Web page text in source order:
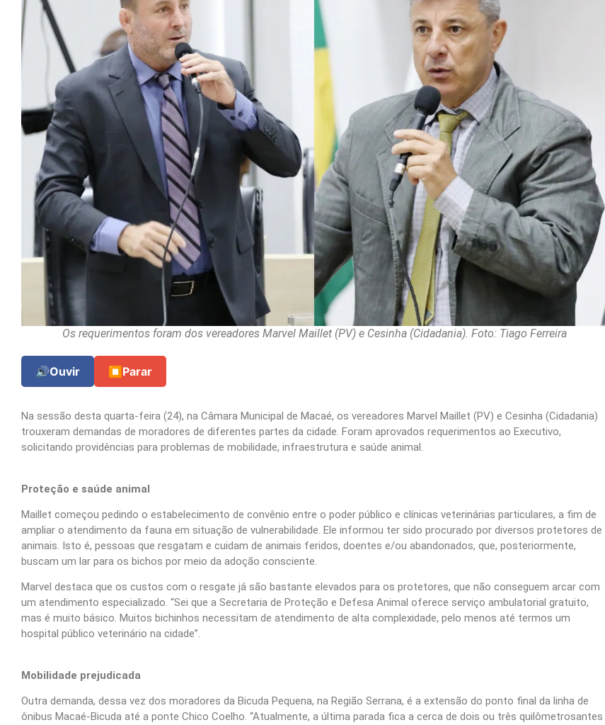
Os requerimentos foram dos vereadores Marvel Maillet (PV) e Cesinha (Cidadania). Foto: Tiago Ferreira
🔊Ouvir ⏹ Parar
Na sessão desta quarta-feira (24), na Câmara Municipal de Macaé, os vereadores Marvel Maillet (PV) e Cesinha (Cidadania)
trouxeram demandas de moradores de diferentes partes da cidade. Foram aprovados requerimentos ao Executivo,
solicitando providências para problemas de mobilidade, infraestrutura e saúde animal.
Proteção e saúde animal
Maillet começou pedindo o estabelecimento de convênio entre o poder público e clínicas veterinárias particulares, a fim de
ampliar o atendimento da fauna em situação de vulnerabilidade. Ele informou ter sido procurado por diversos protetores de
animais. Isto é, pessoas que resgatam e cuidam de animais feridos, doentes e/ou abandonados, que, posteriormente,
buscam um lar para os bichos por meio da adoção consciente.
Marvel destaca que os custos com o resgate já são bastante elevados para os protetores, que não conseguem arcar com
um atendimento especializado. “Sei que a Secretaria de Proteção e Defesa Animal oferece serviço ambulatorial gratuito,
mas é muito básico. Muitos bichinhos necessitam de atendimento de alta complexidade, pelo menos até termos um
hospital público veterinário na cidade”.
Mobilidade prejudicada
Outra demanda, dessa vez dos moradores da Bicuda Pequena, na Região Serrana, é a extensão do ponto final da linha de
ônibus Macaé-Bicuda até a ponte Chico Coelho. “Atualmente, a última parada fica a cerca de dois ou três quilômetrosantes